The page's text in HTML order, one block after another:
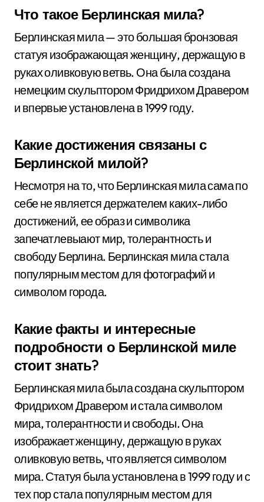
Что такое Берлинская мила?
Берлинская мила — это большая бронзовая
статуя изображающая женщину, держащую в
руках оливковую ветвь. Она была создана
немецким скульптором Фридрихом Дравером
и впервые установлена в 1999 году.
Какие достижения связаны с
Берлинской милой?
Несмотря на то, что Берлинская мила сама по
себе не является держателем каких-либо
достижений, ее образ и символика
запечатлевыают мир, толерантность и
свободу Берлина. Берлинская мила стала
популярным местом для фотографий и
символом города.
Какие факты и интересные
подробности о Берлинской миле
стоит знать?
Берлинская мила была создана скульптором
Фридрихом Дравером и стала символом
мира, толерантности и свободы. Она
изображает женщину, держащую в руках
оливковую ветвь, что является символом
мира. Статуя была установлена в 1999 году и с
тех пор стала популярным местом для